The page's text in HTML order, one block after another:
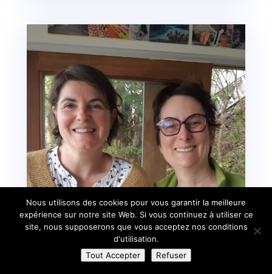
Nous utilisons des cookies pour vous garantir la meilleure
expérience sur notre site Web. Si vous continuez à utiliser ce
site, nous supposerons que vous acceptez nos conditions
d'utilisation.
Tout Accepter
Refuser